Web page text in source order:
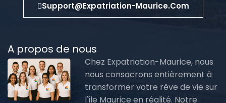
Support@expatriation-Maurice.com
A propos de nous
Chez Expatriation-Maurice, nous
nous consacrons entièrement à
transformer votre rêve de vie sur
l'île Maurice en réalité. Notre